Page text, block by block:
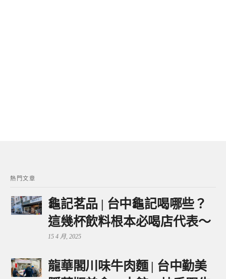
熱門文章
龜記茗品 | 台中龜記喝哪些？
這幾杯飲料根本必喝店代表～
15 4 月, 2025
龍華閣川味牛肉麵 | 台中勤美